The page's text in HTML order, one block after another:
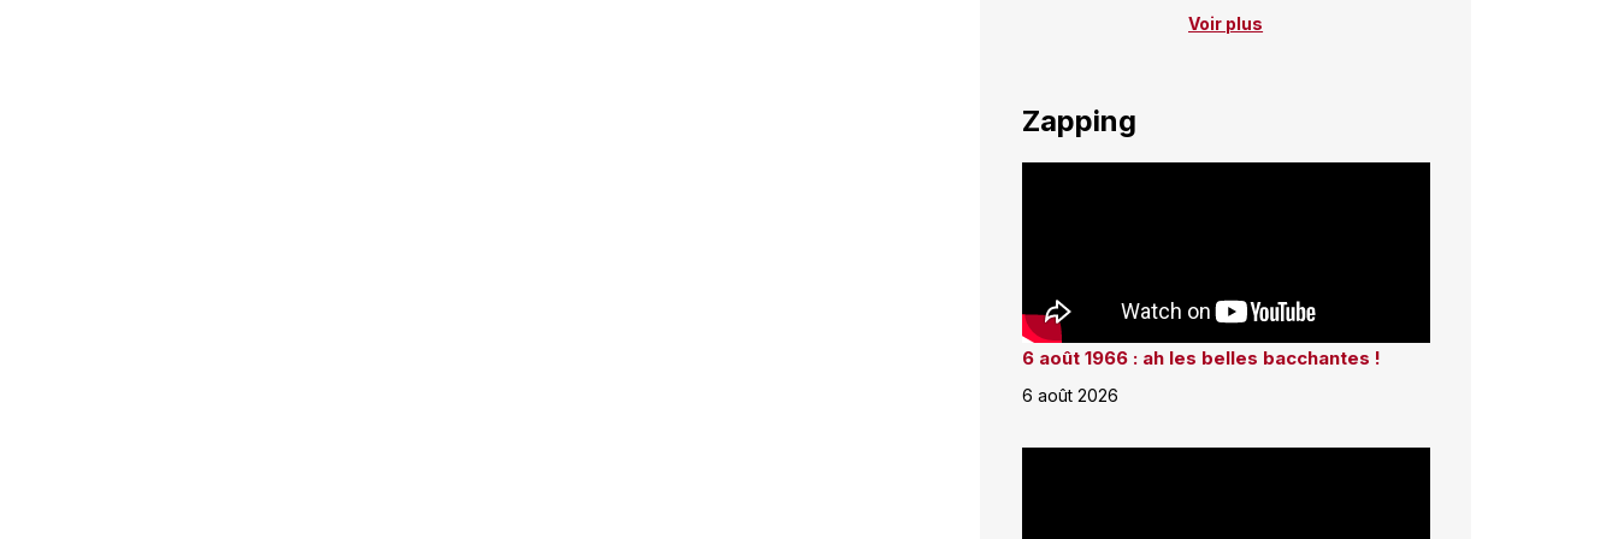
Voir plus
Zapping
6 août 1966 : ah les belles bacchantes !
6 août 2026